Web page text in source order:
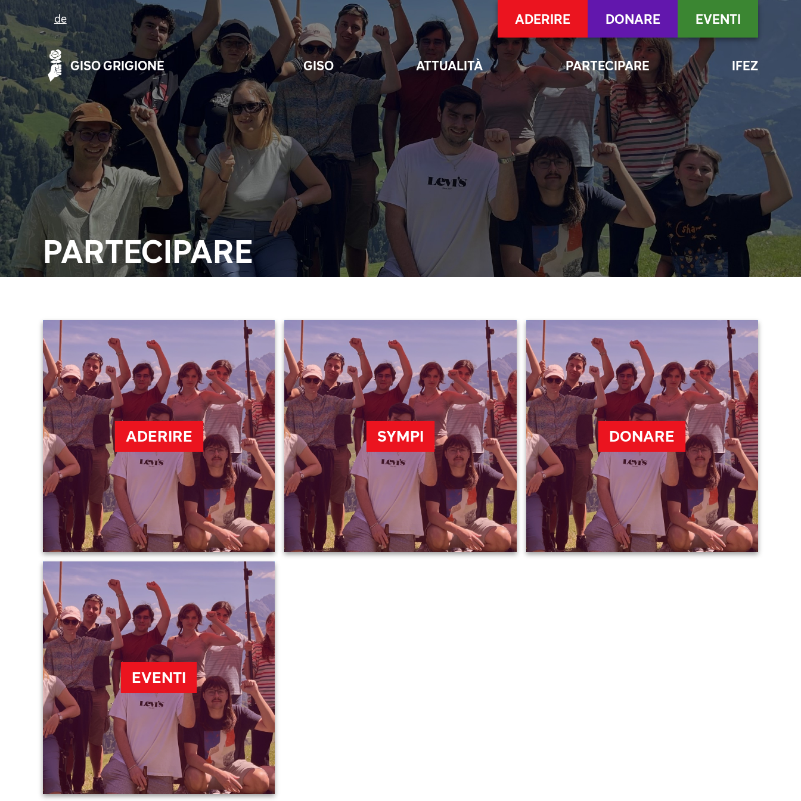
GISO GRIGIONE GISO ATTUALITÀ PARTECIPARE IFEZ
de ADERIRE DONARE EVENTI
PARTECIPARE
ADERIRE SYMPI DONARE
EVENTI